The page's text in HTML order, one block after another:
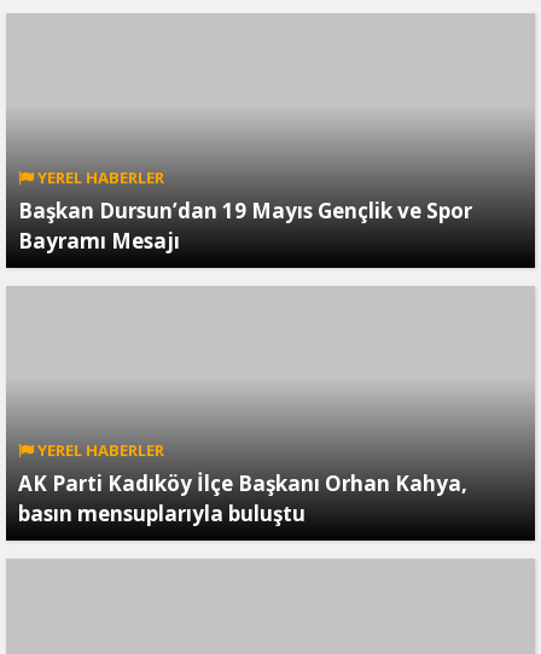
YEREL HABERLER
Başkan Dursun’dan 19 Mayıs Gençlik ve Spor
Bayramı Mesajı
YEREL HABERLER
AK Parti Kadıköy İlçe Başkanı Orhan Kahya,
basın mensuplarıyla buluştu